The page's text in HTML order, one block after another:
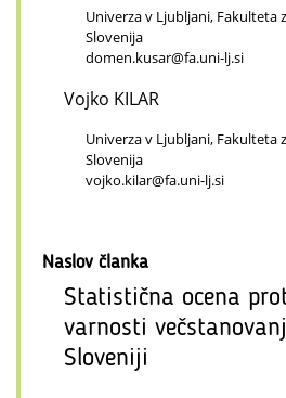
Univerza v Ljubljani, Fakulteta
Slovenija
domen.kusar@fa.uni-lj.si
Vojko KILAR
Univerza v Ljubljani, Fakulteta
Slovenija
vojko.kilar@fa.uni-lj.si
Naslov članka
Statistična ocena
varnosti
Sloveniji